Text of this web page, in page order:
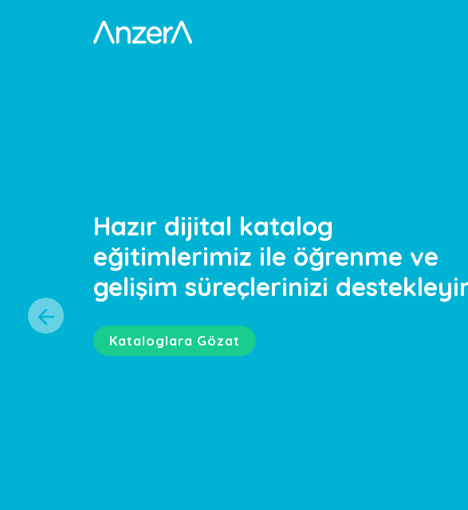
Hazır dijital katalog
eğitimlerimiz ile öğrenme ve
gelişim süreçlerinizi
Kataloglara Gözat